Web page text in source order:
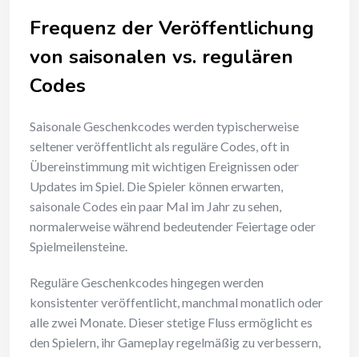
Frequenz der Veröffentlichung
von saisonalen vs. regulären
Codes
Saisonale Geschenkcodes werden typischerweise
seltener veröffentlicht als reguläre Codes, oft in
Übereinstimmung mit wichtigen Ereignissen oder
Updates im Spiel. Die Spieler können erwarten,
saisonale Codes ein paar Mal im Jahr zu sehen,
normalerweise während bedeutender Feiertage oder
Spielmeilensteine.
Reguläre Geschenkcodes hingegen werden
konsistenter veröffentlicht, manchmal monatlich oder
alle zwei Monate. Dieser stetige Fluss ermöglicht es
den Spielern, ihr Gameplay regelmäßig zu verbessern,